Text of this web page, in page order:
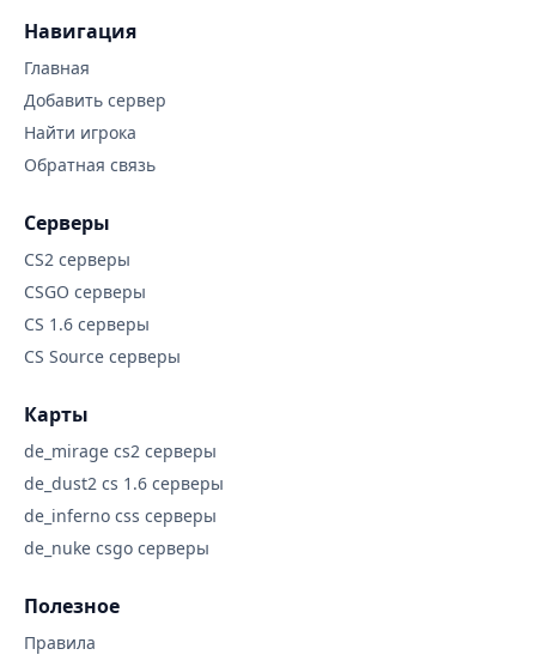
Навигация
Главная
Добавить сервер
Найти игрока
Обратная связь
Серверы
CS2 серверы
CSGO серверы
CS 1.6 серверы
CS Source серверы
Карты
de_mirage cs2 серверы
de_dust2 cs 1.6 серверы
de_inferno css серверы
de_nuke csgo серверы
Полезное
Правила